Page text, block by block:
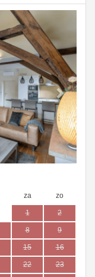
za zo
1 2
8 9
15 16
22 23